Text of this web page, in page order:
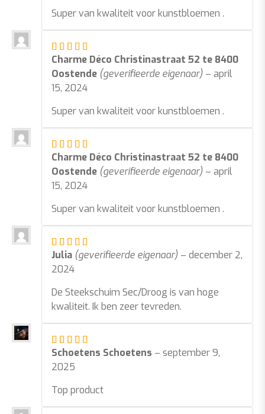
Super van kwaliteit voor kunstbloemen .
Charme Déco Christinastraat 52 te 8400
Oostende (geverifieerde eigenaar) – april
15, 2024
Super van kwaliteit voor kunstbloemen .
Charme Déco Christinastraat 52 te 8400
Oostende (geverifieerde eigenaar) – april
15, 2024
Super van kwaliteit voor kunstbloemen .
Julia (geverifieerde eigenaar) – december 2,
2024
De Steekschuim Sec/Droog is van hoge
kwaliteit. Ik ben zeer tevreden.
Schoetens Schoetens – september 9,
2025
Top product